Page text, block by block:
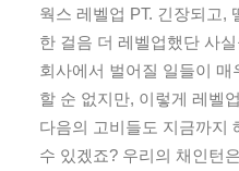
웍스 레벨업 PT. 긴장되고,
한 걸음 더 레벨업했단 사
회사에서 벌어질 일들이
할 순 없지만, 이렇게 레벨
다음의 고비들도 지금까지
수 있겠죠? 우리의 채인턴